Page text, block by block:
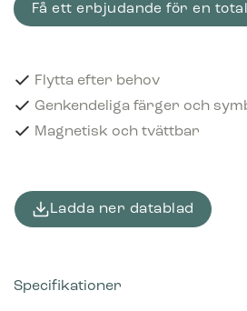
Få ett erbjudande för en
Flytta efter behov
Genkendeliga färger och
Magnetisk och tvättbar
Ladda ner datablad
Specifikationer